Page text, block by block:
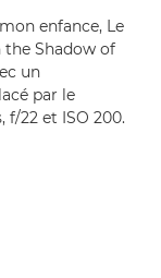
enfance, Le
the Shadow of
un
par le
f/22 et ISO 200.